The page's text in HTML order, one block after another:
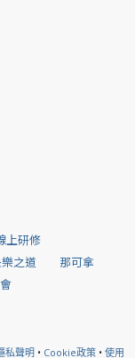
上研修
之道
那可拿
私聲明 • Cookie政策 • 使用